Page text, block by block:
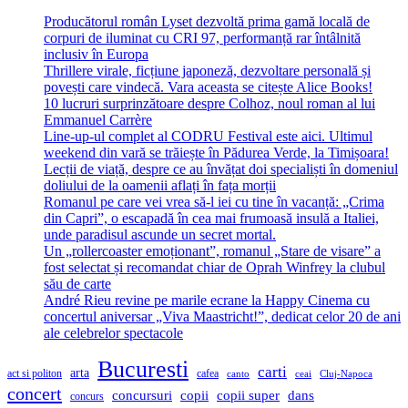
Producătorul român Lyset dezvoltă prima gamă locală de
corpuri de iluminat cu CRI 97, performanță rar întâlnită
inclusiv în Europa
Thrillere virale, ficțiune japoneză, dezvoltare personală și
povești care vindecă. Vara aceasta se citește Alice Books!
10 lucruri surprinzătoare despre Colhoz, noul roman al lui
Emmanuel Carrère
Line-up-ul complet al CODRU Festival este aici. Ultimul
weekend din vară se trăiește în Pădurea Verde, la Timișoara!
Lecții de viață, despre ce au învățat doi specialiști în domeniul
doliului de la oamenii aflați în fața morții
Romanul pe care vei vrea să-l iei cu tine în vacanță: „Crima
din Capri”, o escapadă în cea mai frumoasă insulă a Italiei,
unde paradisul ascunde un secret mortal.
Un „rollercoaster emoționant”, romanul „Stare de visare” a
fost selectat și recomandat chiar de Oprah Winfrey la clubul
său de carte
André Rieu revine pe marile ecrane la Happy Cinema cu
concertul aniversar „Viva Maastricht!”, dedicat celor 20 de ani
ale celebrelor spectacole
act si politon arta Bucuresti cafea canto carti ceai Cluj-Napoca
concert concurs concursuri copii copii super dans